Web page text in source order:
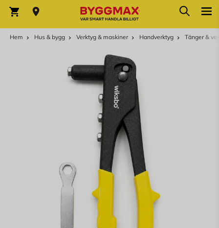
Varukorg Sök
Hem Hus & bygg Verktyg & maskiner Handverktyg Tänger &